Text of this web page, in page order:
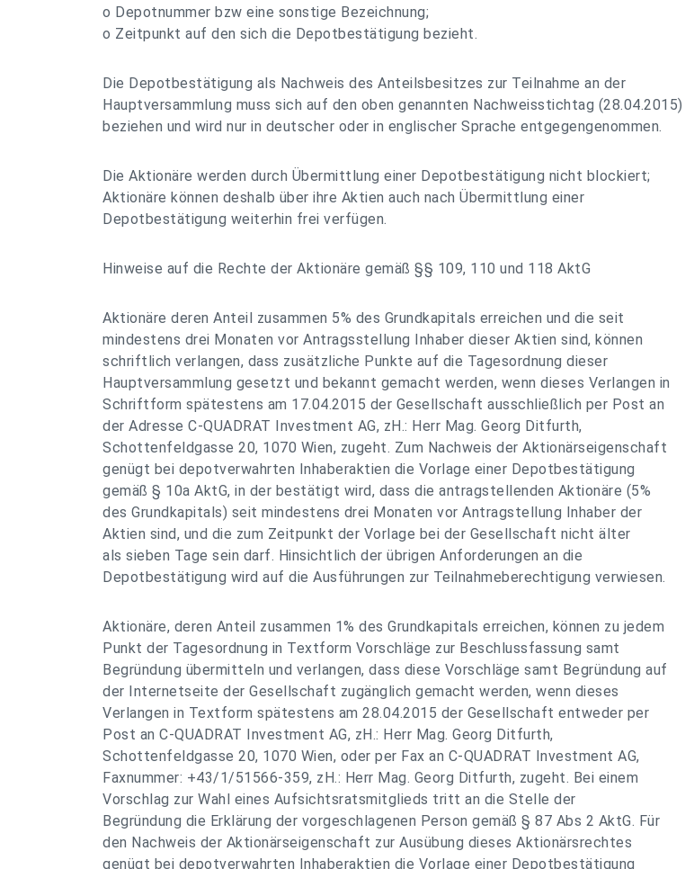
o Depotnummer bzw eine sonstige Bezeichnung;
o Zeitpunkt auf den sich die Depotbestätigung bezieht.
Die Depotbestätigung als Nachweis des Anteilsbesitzes zur Teilnahme an der
Hauptversammlung muss sich auf den oben genannten Nachweisstichtag (28.04.2015)
beziehen und wird nur in deutscher oder in englischer Sprache entgegengenommen.
Die Aktionäre werden durch Übermittlung einer Depotbestätigung nicht blockiert;
Aktionäre können deshalb über ihre Aktien auch nach Übermittlung einer
Depotbestätigung weiterhin frei verfügen.
Hinweise auf die Rechte der Aktionäre gemäß §§ 109, 110 und 118 AktG
Aktionäre deren Anteil zusammen 5% des Grundkapitals erreichen und die seit
mindestens drei Monaten vor Antragsstellung Inhaber dieser Aktien sind, können
schriftlich verlangen, dass zusätzliche Punkte auf die Tagesordnung dieser
Hauptversammlung gesetzt und bekannt gemacht werden, wenn dieses Verlangen in
Schriftform spätestens am 17.04.2015 der Gesellschaft ausschließlich per Post an
der Adresse C-QUADRAT Investment AG, zH.: Herr Mag. Georg Ditfurth,
Schottenfeldgasse 20, 1070 Wien, zugeht. Zum Nachweis der Aktionärseigenschaft
genügt bei depotverwahrten Inhaberaktien die Vorlage einer Depotbestätigung
gemäß § 10a AktG, in der bestätigt wird, dass die antragstellenden Aktionäre (5%
des Grundkapitals) seit mindestens drei Monaten vor Antragstellung Inhaber der
Aktien sind, und die zum Zeitpunkt der Vorlage bei der Gesellschaft nicht älter
als sieben Tage sein darf. Hinsichtlich der übrigen Anforderungen an die
Depotbestätigung wird auf die Ausführungen zur Teilnahmeberechtigung verwiesen.
Aktionäre, deren Anteil zusammen 1% des Grundkapitals erreichen, können zu jedem
Punkt der Tagesordnung in Textform Vorschläge zur Beschlussfassung samt
Begründung übermitteln und verlangen, dass diese Vorschläge samt Begründung auf
der Internetseite der Gesellschaft zugänglich gemacht werden, wenn dieses
Verlangen in Textform spätestens am 28.04.2015 der Gesellschaft entweder per
Post an C-QUADRAT Investment AG, zH.: Herr Mag. Georg Ditfurth,
Schottenfeldgasse 20, 1070 Wien, oder per Fax an C-QUADRAT Investment AG,
Faxnummer: +43/1/51566-359, zH.: Herr Mag. Georg Ditfurth, zugeht. Bei einem
Vorschlag zur Wahl eines Aufsichtsratsmitglieds tritt an die Stelle der
Begründung die Erklärung der vorgeschlagenen Person gemäß § 87 Abs 2 AktG. Für
den Nachweis der Aktionärseigenschaft zur Ausübung dieses Aktionärsrechtes
genügt bei depotverwahrten Inhaberaktien die Vorlage einer Depotbestätigung